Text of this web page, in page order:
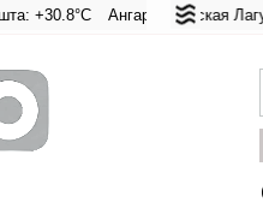
Адмиральская Лагуна:
Ангарский перевал: +26.8°C